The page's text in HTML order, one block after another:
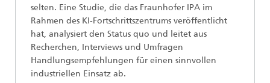
selten. Eine Studie, die das Fraunhofer IPA im
Rahmen des KI-Fortschrittszentrums veröffentlicht
hat, analysiert den Status quo und leitet aus
Recherchen, Interviews und Umfragen
Handlungsempfehlungen für einen sinnvollen
industriellen Einsatz ab.